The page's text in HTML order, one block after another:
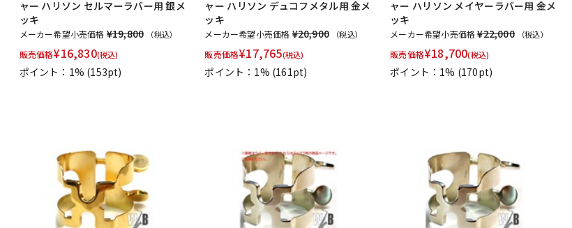
ャー ハリソン セルマーラバー用 銀メ
ッキ
メーカー希望小売価格 ¥19,800 （税込）
販売価格¥16,830(税込)
ポイント：1% (153pt)
ャー ハリソン デュコフメタル用 金メ
ッキ
メーカー希望小売価格 ¥20,900 （税込）
販売価格¥17,765(税込)
ポイント：1% (161pt)
ャー ハリソン メイヤーラバー用 金メ
ッキ
メーカー希望小売価格¥22,000 （税込）
販売価格¥18,700(税込)
ポイント：1% (170pt)